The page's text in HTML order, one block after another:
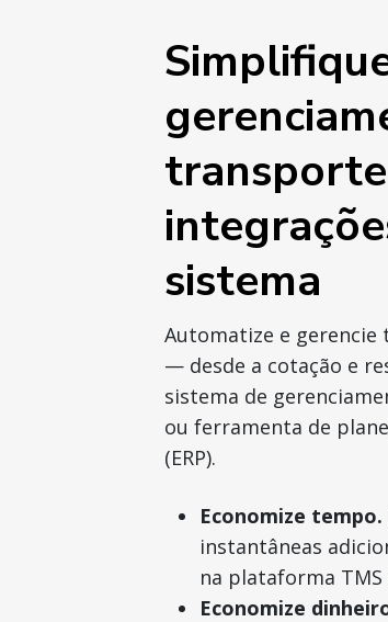
sistema
Automatize e gerencie
— desde a cotação e
sistema de
ou ferramenta de
(ERP).
Economize tempo.
instantâneas
na plataforma TMS
Economize